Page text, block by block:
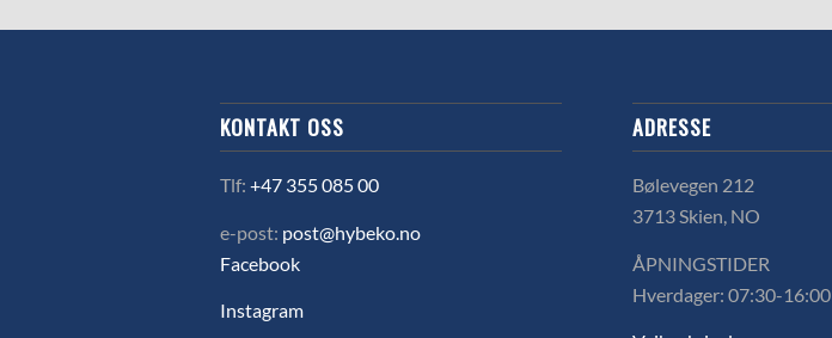
KONTAKT OSS
Tlf:+47 355 085 00
e-post: post@hybeko.no
Facebook
Instagram
ADRESSE
Bølevegen 212
3713 Skien, NO
ÅPNINGSTIDER
Hverdager: 07:30-16:00